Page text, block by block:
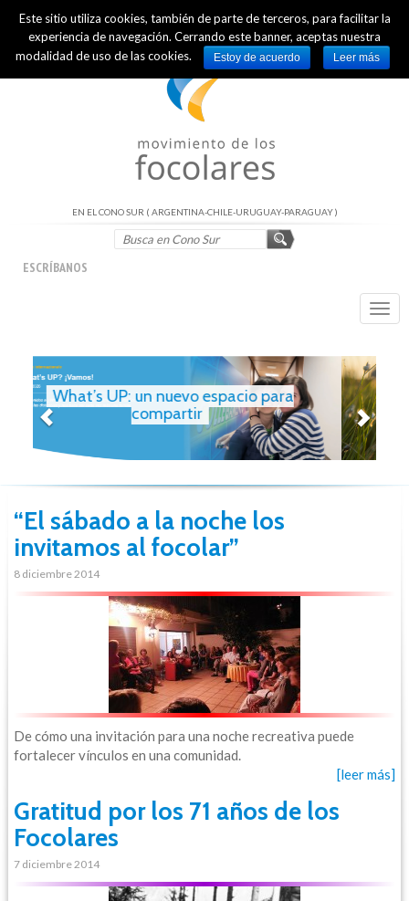
INTERNATIONAL OFFICIAL WEBSITE
EN EL CONO SUR ( ARGENTINA-CHILE-URUGUAY-PARAGUAY )
ESCRÍBANOS
Palabra de Vida – Julio 2026
“El sábado a la noche los
invitamos al focolar”
8 diciembre 2014
De cómo una invitación para una noche recreativa puede
fortalecer vínculos en una comunidad.
[leer más]
Gratitud por los 71 años de los
Focolares
7 diciembre 2014
Este sitio utiliza cookies, también de parte de terceros, para facilitar la
experiencia de navegación. Cerrando este banner, aceptas nuestra
modalidad de uso de las cookies.
Estoy de acuerdo Leer más